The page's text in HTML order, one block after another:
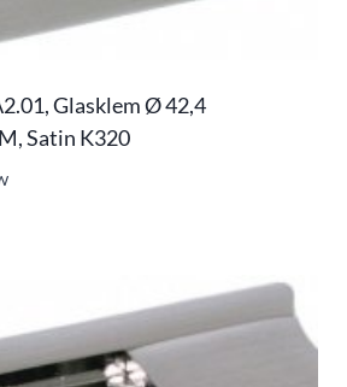
Glasklem Ø 42,4
Satin K320